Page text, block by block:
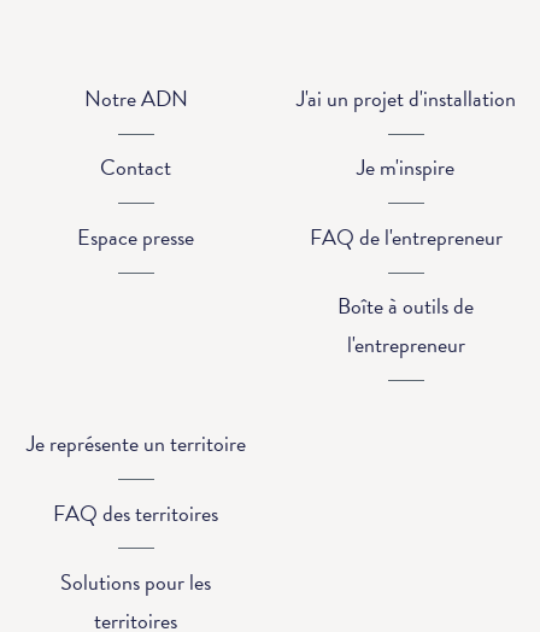
Notre ADN
Contact
Espace presse
J'ai un projet d'installation
Je m'inspire
FAQ de l'entrepreneur
Boîte à outils de
l'entrepreneur
Je représente un territoire
FAQ des territoires
Solutions pour les
territoires